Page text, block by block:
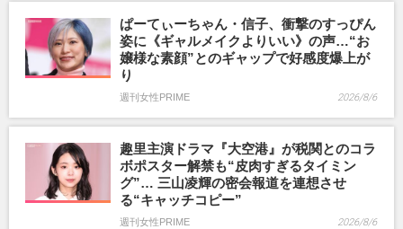
ぱーてぃーちゃん・信子、衝撃のすっぴん
姿に《ギャルメイクよりいい》の声…“お
嬢様な素顔”とのギャップで好感度爆上が
り
週刊女性PRIME 2026/8/6
趣里主演ドラマ『大空港』が税関とのコラ
ボポスター解禁も“皮肉すぎるタイミン
グ”… 三山凌輝の密会報道を連想させ
る“キャッチコピー”
週刊女性PRIME 2026/8/6